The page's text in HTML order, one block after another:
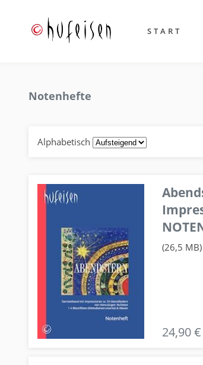
START
Notenhefte
Alphabetisch
(26,5 MB)
24,90 €